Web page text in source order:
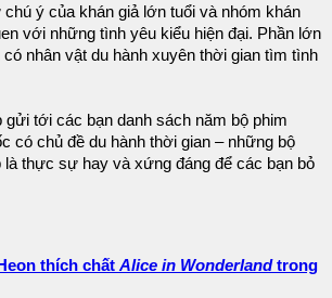
ý của khán giả lớn tuổi và nhóm khán
với những tình yêu kiểu hiện đại. Phần lớn
nhân vật du hành xuyên thời gian tìm tình
gửi tới các bạn danh sách năm bộ phim
có chủ đề du hành thời gian – những bộ
là thực sự hay và xứng đáng để các bạn bỏ
thích chất Alice in Wonderlandtrong